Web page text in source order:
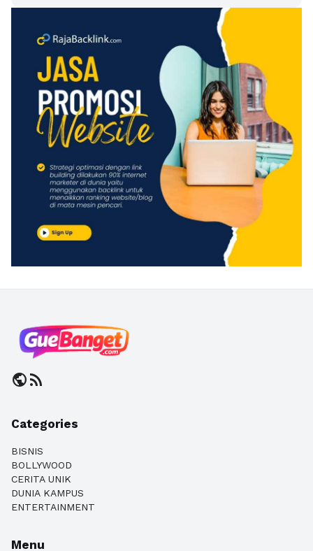
publicrss_feed
Categories
BISNIS
BOLLYWOOD
CERITA UNIK
DUNIA KAMPUS
ENTERTAINMENT
Menu